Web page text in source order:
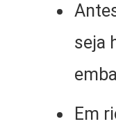
seja
Em